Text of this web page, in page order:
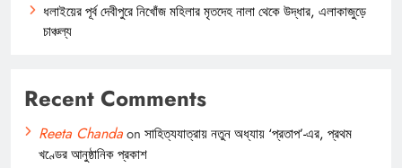
ধলাইয়ের পূর্ব দেবীপুরে নিখোঁজ মহিলার মৃতদেহ নালা থেকে উদ্ধার, এলাকাজুড়ে
চাঞ্চল্য
Recent Comments
Reeta Chandaon সাহিত্যযাত্রায় নতুন অধ্যায় ‘প্রতাপ’-এর, প্রথম
খণ্ডের আনুষ্ঠানিক প্রকাশ